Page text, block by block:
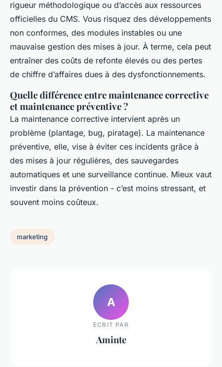
rigueur méthodologique ou d’accès aux ressources
officielles du CMS. Vous risquez des développements
non conformes, des modules instables ou une
mauvaise gestion des mises à jour. À terme, cela peut
entraîner des coûts de refonte élevés ou des pertes
de chiffre d’affaires dues à des dysfonctionnements.
Quelle différence entre maintenance corrective
et maintenance préventive ?
La maintenance corrective intervient après un
problème (plantage, bug, piratage). La maintenance
préventive, elle, vise à éviter ces incidents grâce à
des mises à jour régulières, des sauvegardes
automatiques et une surveillance continue. Mieux vaut
investir dans la prévention - c’est moins stressant, et
souvent moins coûteux.
marketing
A
ECRIT PAR
Aminte